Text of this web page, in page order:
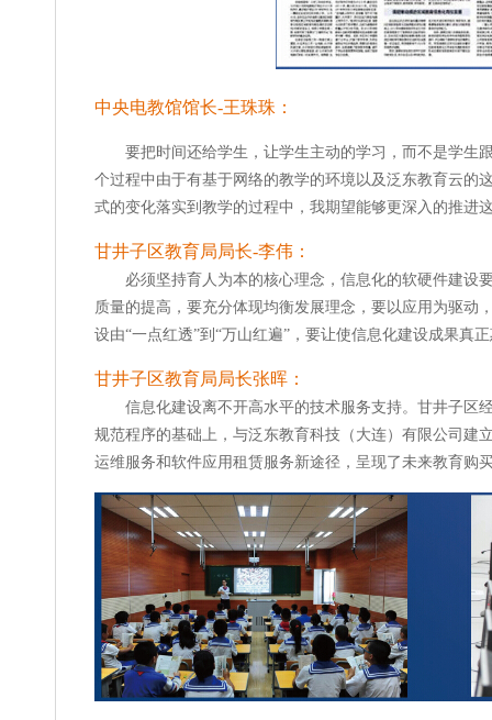
中央电教馆馆长-王珠珠：
要把时间还给学生，让学生主动的学习，而不是学生
个过程中由于有基于网络的教学的环境以及泛东教育云的
式的变化落实到教学的过程中，我期望能够更深入的推进
甘井子区教育局局长-李伟：
必须坚持育人为本的核心理念，信息化的软硬件建设
质量的提高，要充分体现均衡发展理念，要以应用为驱动
设由“一点红透”到“万山红遍”，要让使信息化建设成果真
甘井子区教育局局长张晖：
信息化建设离不开高水平的技术服务支持。甘井子区
规范程序的基础上，与泛东教育科技（大连）有限公司建
运维服务和软件应用租赁服务新途径，呈现了未来教育购